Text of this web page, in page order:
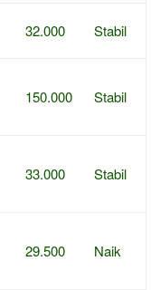
32.000 Stabil
150.000 Stabil
33.000 Stabil
29.500 Naik